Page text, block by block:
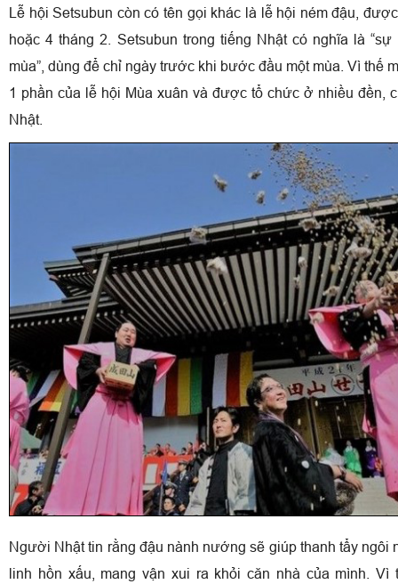
Lễ hội Setsubun còn có tên gọi khác là lễ hội ném đậu,
hoặc 4 tháng 2. Setsubun trong tiếng Nhật có nghĩa là
mùa”, dùng để chỉ ngày trước khi bước đầu một mùa. Vì thế
1 phần của lễ hội Mùa xuân và được tổ chức ở nhiều đền,
Nhật.
Người Nhật tin rằng đậu nành nướng sẽ giúp thanh tẩy ngôi
linh hồn xấu, mang vận xui ra khỏi căn nhà của mình. Vì